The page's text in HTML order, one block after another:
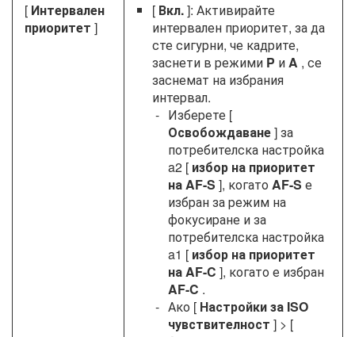
[ Интервален
приоритет ]
[ Вкл.]: Активирайте
интервален приоритет, за да
сте сигурни, че кадрите,
заснети в режими P иA , се
заснемат на избрания
интервал.
Изберете [
Освобождаване] за
потребителска настройка
a2 [ избор на приоритет
на AF-S ], когато AF-S е
избран за режим на
фокусиране и за
потребителска настройка
a1 [ избор на приоритет
на AF-C ], когато е избран
AF-C .
Ако [ Настройки за ISO
чувствителност ] > [